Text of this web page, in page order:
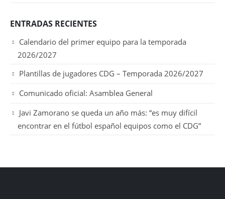
ENTRADAS RECIENTES
Calendario del primer equipo para la temporada
2026/2027
Plantillas de jugadores CDG – Temporada 2026/2027
Comunicado oficial: Asamblea General
Javi Zamorano se queda un año más: “es muy difícil
encontrar en el fútbol español equipos como el CDG”